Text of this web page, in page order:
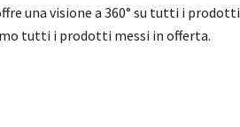
una visione a 360° su tutti i prodotti
tutti i prodotti messi in offerta.